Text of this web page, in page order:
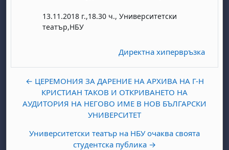
13.11.2018 г.,18.30 ч., Университетски
театър,НБУ
Директна хипервръзка
← ЦЕРЕМОНИЯ ЗА ДАРЕНИЕ НА АРХИВА НА Г-Н
КРИСТИАН ТАКОВ И ОТКРИВАНЕТО НА
АУДИТОРИЯ НА НЕГОВО ИМЕ В НОВ БЪЛГАРСКИ
УНИВЕРСИТЕТ
Университетски театър на НБУ очаква своята
студентска публика →
август
август8 август
неделя, 9 август
15 август
неделя, 16 август
август
август
22 август
неделя, 23 август